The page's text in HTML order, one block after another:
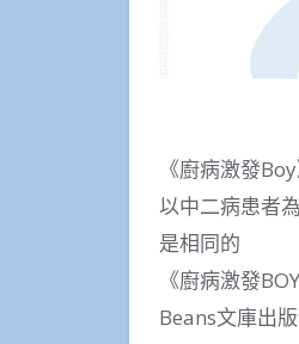
《廚病激發
以中二病患者
是相同的
《廚病激發
Beans文庫出